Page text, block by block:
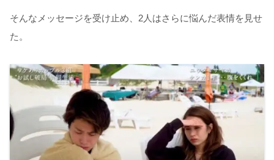
そんなメッセージを受け止め、2人はさらに悩んだ表情を見せ
た。